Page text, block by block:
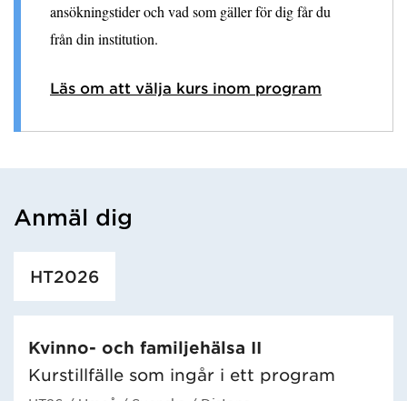
ansökningstider och vad som gäller för dig får du
från din institution.
Läs om att välja kurs inom program
Anmäl dig
HT2026
Kvinno- och familjehälsa II
Kurstillfälle som ingår i ett program